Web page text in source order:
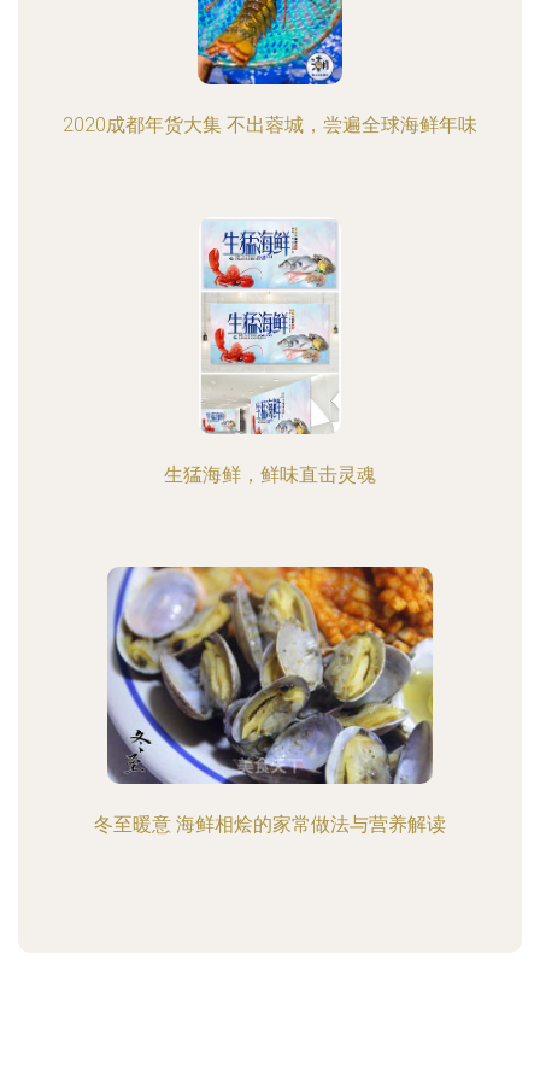
2020成都年货大集 不出蓉城，尝遍全球海鲜年味
生猛海鲜，鲜味直击灵魂
冬至暖意 海鲜相烩的家常做法与营养解读